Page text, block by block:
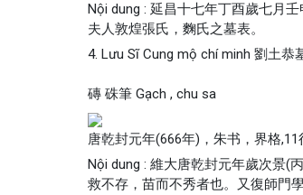
Nội dung : 延昌十七年丁酉歲七月
夫人敦煌張氏，麴氏之墓表。
4. Lưu Sĩ Cung mộ chí minh 劉土恭
磚 硃筆 Gạch , chu sa
唐乾封元年(666年)，朱书，界格
Nội dung : 維大唐乾封元年歲次景(
救不存，苗而不秀者也。又復師門